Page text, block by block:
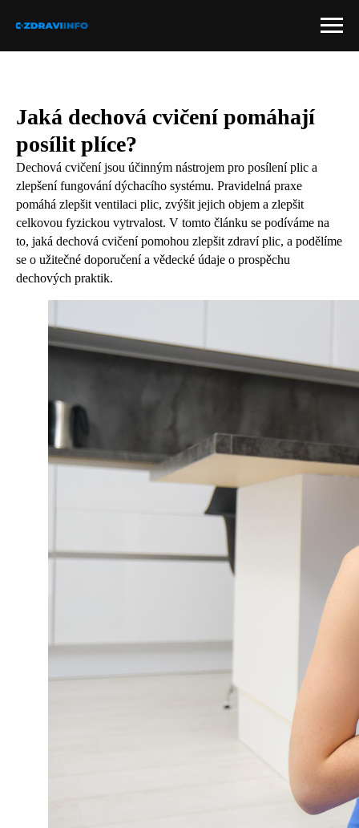
Jaká dechová cvičení pomáhají
posílit plíce?
Dechová cvičení jsou účinným nástrojem pro posílení plic a
zlepšení fungování dýchacího systému. Pravidelná praxe
pomáhá zlepšit ventilaci plic, zvýšit jejich objem a zlepšit
celkovou fyzickou vytrvalost. V tomto článku se podíváme na
to, jaká dechová cvičení pomohou zlepšit zdraví plic, a podělíme
se o užitečné doporučení a vědecké údaje o prospěchu
dechových praktik.